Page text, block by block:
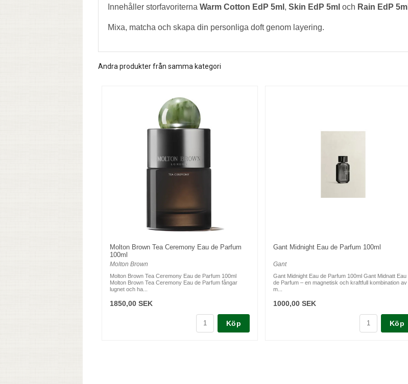
Innehåller storfavoriterna Warm Cotton EdP 5ml , Skin EdP 5ml och Rain EdP 5ml
Mixa, matcha och skapa din personliga doft genom layering.
Andra produkter från samma kategori
Molton Brown Tea Ceremony Eau de Parfum
100ml
Molton Brown
Molton Brown Tea Ceremony Eau de Parfum 100ml
Molton Brown Tea Ceremony Eau de Parfum fångar
lugnet och ha...
1850,00 SEK
Köp
Gant Midnight Eau de Parfum 100ml
Gant
Gant Midnight Eau de Parfum 100ml Gant Midnatt Eau
de Parfum – en magnetisk och kraftfull kombination av
m...
1000,00 SEK
Köp